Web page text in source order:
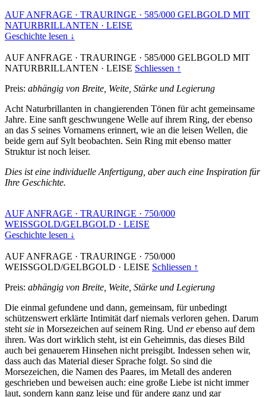
AUF ANFRAGE · TRAURINGE · 585/000 GELBGOLD MIT
NATURBRILLANTEN · LEISE
Geschichte lesen ↓
AUF ANFRAGE · TRAURINGE · 585/000 GELBGOLD MIT
NATURBRILLANTEN · LEISE Schliessen ↑
Preis: abhängig von Breite, Weite, Stärke und Legierung
Acht Naturbrillanten in changierenden Tönen für acht gemeinsame
Jahre. Eine sanft geschwungene Welle auf ihrem Ring, der ebenso
an das S seines Vornamens erinnert, wie an die leisen Wellen, die
beide gern auf Sylt beobachten. Sein Ring mit ebenso matter
Struktur ist noch leiser.
Dies ist eine individuelle Anfertigung, aber auch eine Inspiration für
Ihre Geschichte.
AUF ANFRAGE · TRAURINGE · 750/000
WEISSGOLD/GELBGOLD · LEISE
Geschichte lesen ↓
AUF ANFRAGE · TRAURINGE · 750/000
WEISSGOLD/GELBGOLD · LEISE Schliessen ↑
Preis: abhängig von Breite, Weite, Stärke und Legierung
Die einmal gefundene und dann, gemeinsam, für unbedingt
schützenswert erklärte Intimität darf niemals verloren gehen. Darum
steht sie in Morsezeichen auf seinem Ring. Und erebenso auf dem
ihren. Was dort wirklich steht, ist ein Geheimnis, das dieses Bild
auch bei genauerem Hinsehen nicht preisgibt. Indessen sehen wir,
dass auch das Material dieser Sprache folgt. So sind die
Morsezeichen, die Namen des Paares, im Metall des anderen
geschrieben und beweisen auch: eine große Liebe ist nicht immer
laut, sondern kann ganz leise und für andere ganz und gar